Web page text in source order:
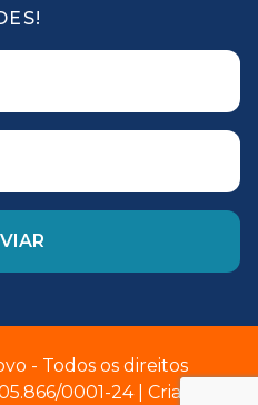
- Todos os direitos
0001-24 | Criado e